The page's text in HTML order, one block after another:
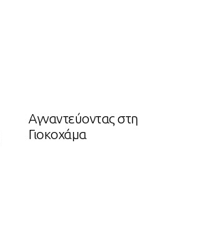
Αγναντεύοντας στη
Γιοκοχάμα